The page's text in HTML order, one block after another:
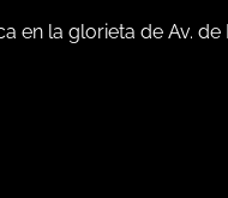
en la glorieta de Av. de